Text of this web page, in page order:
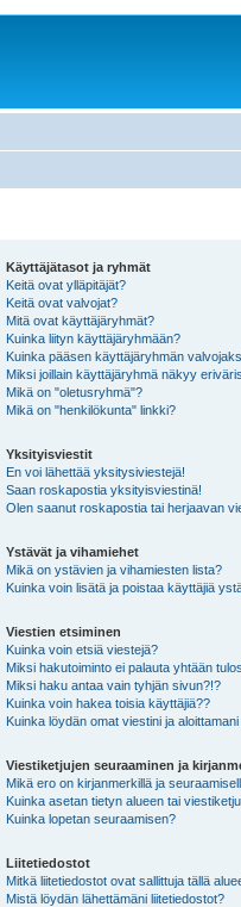
Käyttäjätasot ja ryhmät
Keitä ovat ylläpitäjät?
Keitä ovat valvojat?
Mitä ovat käyttäjäryhmät?
Kuinka liityn käyttäjäryhmään?
Kuinka pääsen käyttäjäryhmän
Miksi joillain käyttäjäryhmä näkyy
Mikä on "oletusryhmä"?
Mikä on "henkilökunta" linkki?
Yksityisviestit
En voi lähettää yksitysiviestejä!
Saan roskapostia yksityisviestinä!
Olen saanut roskapostia tai herjaavan
Ystävät ja vihamiehet
Mikä on ystävien ja vihamiesten lista?
Kuinka voin lisätä ja poistaa käyttäjiä
Viestien etsiminen
Kuinka voin etsiä viestejä?
Miksi hakutoiminto ei palauta yhtään
Miksi haku antaa vain tyhjän sivun?!?
Kuinka voin hakea toisia käyttäjiä??
Kuinka löydän omat viestini ja
Viestiketjujen seuraaminen ja
Mikä ero on kirjanmerkillä ja
Kuinka asetan tietyn alueen tai
Kuinka lopetan seuraamisen?
Liitetiedostot
Mitkä liitetiedostot ovat sallittuja tällä
Mistä löydän lähettämäni liitetiedostot?